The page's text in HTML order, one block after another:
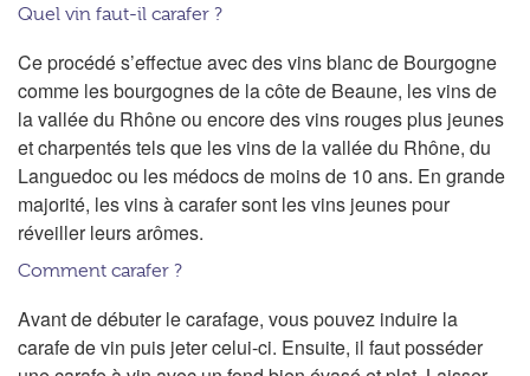
Quel vin faut-il carafer ?
Ce procédé s’effectue avec des vins blanc de Bourgogne
comme les bourgognes de la côte de Beaune, les vins de
la vallée du Rhône ou encore des vins rouges plus jeunes
et charpentés tels que les vins de la vallée du Rhône, du
Languedoc ou les médocs de moins de 10 ans. En grande
majorité, les vins à carafer sont les vins jeunes pour
réveiller leurs arômes.
Comment carafer ?
Avant de débuter le carafage, vous pouvez induire la
carafe de vin puis jeter celui-ci. Ensuite, il faut posséder